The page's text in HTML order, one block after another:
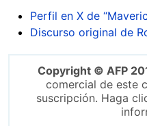
Perfil en X de
Discurso original de
Copyright © AFP
comercial de este
suscripción. Haga